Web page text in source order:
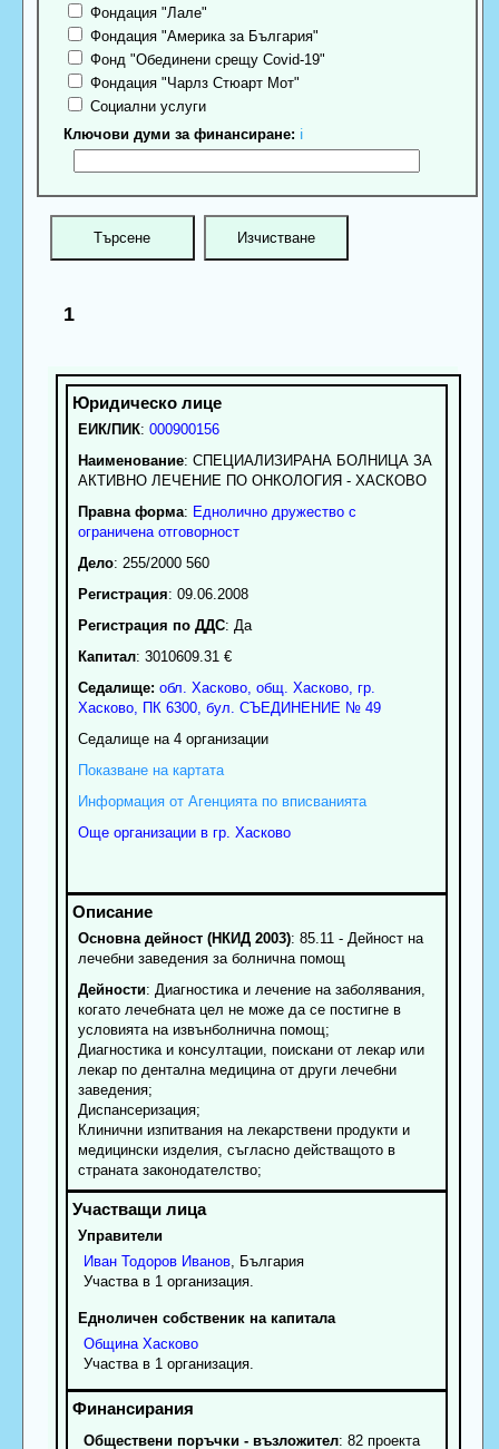
Фондация "Лале"
Фондация "Америка за България"
Фонд "Обединени срещу Covid-19"
Фондация "Чарлз Стюарт Мот"
Социални услуги
Ключови думи за финансиране: ℹ
1
ЕИК/ПИК: 000900156
Наименование: СПЕЦИАЛИЗИРАНА БОЛНИЦА ЗА
АКТИВНО ЛЕЧЕНИЕ ПО ОНКОЛОГИЯ - ХАСКОВО
Правна форма: Еднолично дружество с
ограничена отговорност
Дело: 255/2000 560
Регистрация: 09.06.2008
Регистрация по ДДС: Да
Капитал: 3010609.31 €
Седалище: обл. Хасково, общ. Хасково, гр.
Хасково, ПК 6300, бул. СЪЕДИНЕНИЕ № 49
Седалище на 4 организации
Показване на картата
Информация от Агенцията по вписванията
Още организации в гр. Хасково
Основна дейност (НКИД 2003): 85.11 - Дейност на
лечебни заведения за болнична помощ
Дейности: Диагностика и лечение на заболявания,
когато лечебната цел не може да се постигне в
условията на извънболнична помощ;
Диагностика и консултации, поискани от лекар или
лекар по дентална медицина от други лечебни
заведения;
Диспансеризация;
Клинични изпитвания на лекарствени продукти и
медицински изделия, съгласно действащото в
страната законодателство;
Управители
Иван Тодоров Иванов, България
Участва в 1 организация.
Едноличен собственик на капитала
Община Хасково
Участва в 1 организация.
Обществени поръчки - възложител: 82 проекта